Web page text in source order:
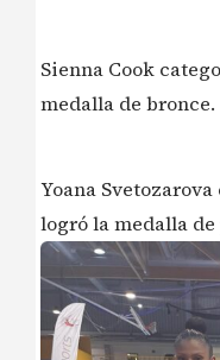
Sienna Cook
medalla de bronce.
Yoana
logró la medalla